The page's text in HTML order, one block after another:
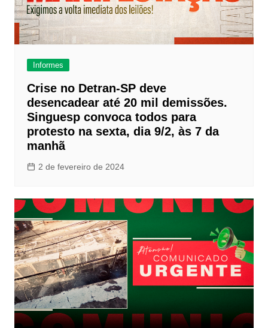
Informes
Crise no Detran-SP deve
desencadear até 20 mil demissões.
Singuesp convoca todos para
protesto na sexta, dia 9/2, às 7 da
manhã
2 de fevereiro de 2024